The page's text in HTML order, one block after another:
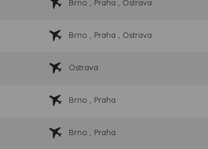
Brno , Praha , Ostrava
Brno , Praha , Ostrava
Ostrava
Brno , Praha
Brno , Praha